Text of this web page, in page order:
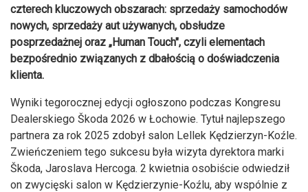
czterech kluczowych obszarach: sprzedaży samochodów
nowych, sprzedaży aut używanych, obsłudze
posprzedażnej oraz „Human Touch", czyli elementach
bezpośrednio związanych z dbałością o doświadczenia
klienta.
Wyniki tegorocznej edycji ogłoszono podczas Kongresu
Dealerskiego Škoda 2026 w Łochowie. Tytuł najlepszego
partnera za rok 2025 zdobył salon Lellek Kędzierzyn-Koźle.
Zwieńczeniem tego sukcesu była wizyta dyrektora marki
Škoda, Jaroslava Hercoga. 2 kwietnia osobiście odwiedził
on zwycięski salon w Kędzierzynie-Koźlu, aby wspólnie z